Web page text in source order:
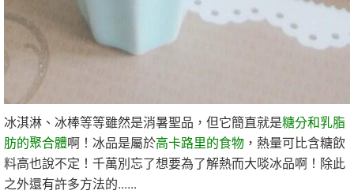
冰淇淋、冰棒等等雖然是消暑聖品，但它簡直就是糖分和乳脂
肪的聚合體啊！冰品是屬於高卡路里的食物 ，熱量可比含糖飲
料高也說不定！千萬別忘了想要為了解熱而大啖冰品啊！除此
之外還有許多方法的......